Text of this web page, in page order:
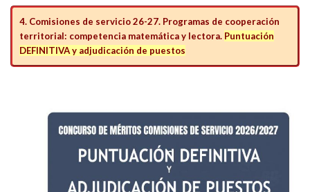
4. Comisiones de servicio 26-27. Programas de cooperación
territorial: competencia matemática y lectora. Puntuación
DEFINITIVA y adjudicación de puestos